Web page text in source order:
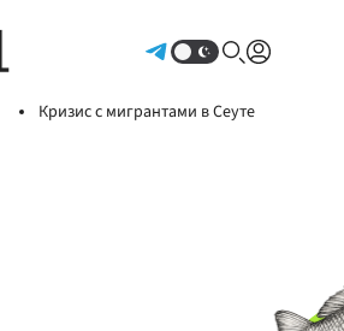
Кризис с мигрантами в Сеуте